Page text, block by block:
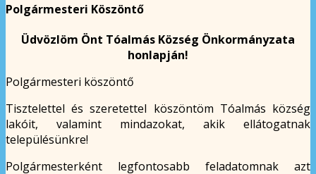
Polgármesteri Köszöntő
Üdvözlöm Önt Tóalmás Község Önkormányzata
honlapján!
Polgármesteri köszöntő
Tisztelettel és szeretettel köszöntöm Tóalmás község
lakóit, valamint mindazokat, akik ellátogatnak
településünkre!
Polgármesterként legfontosabb feladatomnak azt